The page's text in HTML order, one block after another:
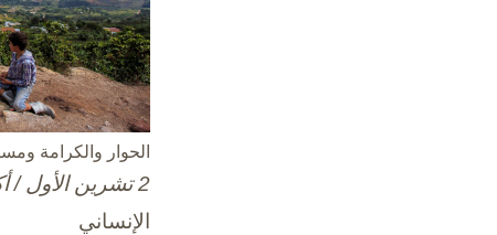
الحوار والكرامة
2 تشرين الأول / أكتوبر، 2025
الإنساني